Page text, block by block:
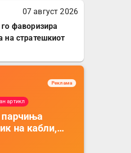
07 август 2026
фаворизира
на стратешкиот
Реклама
артикл
на кабли,
за заштита